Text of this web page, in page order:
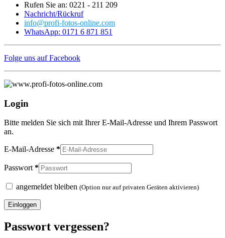
Rufen Sie an: 0221 - 211 209
Nachricht/Rückruf
info@profi-fotos-online.com
WhatsApp: 0171 6 871 851
Folge uns auf Facebook
Login
Bitte melden Sie sich mit Ihrer E-Mail-Adresse und Ihrem Passwort
an.
E-Mail-Adresse *
Passwort*
angemeldet bleiben (Option nur auf privaten Geräten aktivieren)
Einloggen
Passwort vergessen?